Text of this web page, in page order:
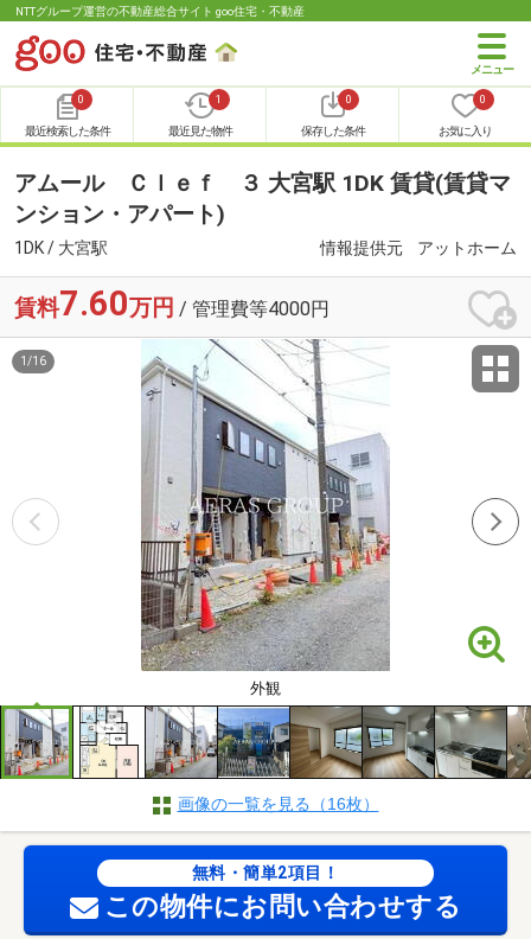
NTTグループ運営の不動産総合サイト goo住宅・不動産
0
最近検索した条件
1
最近見た物件
0
保存した条件
0
お気に入り
アムール Ｃｌｅｆ ３ 大宮駅 1DK 賃貸(賃貸マ
ンション・アパート)
1DK / 大宮駅 情報提供元 アットホーム
賃料7.60万円 / 管理費等4000円
外観
1 /16
画像の一覧を見る（16枚）
無料・簡単2項目！
この物件にお問い合わせする